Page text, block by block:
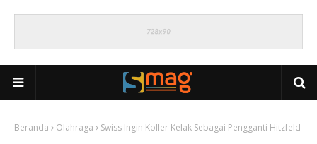
Beranda Olahraga Swiss Ingin Koller Kelak Sebagai Pengganti Hitzfeld